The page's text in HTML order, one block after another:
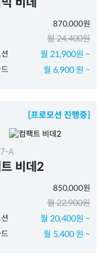
870,000원
월 24,400원
월 21,900원 ~
월 6,900 원 ~
[프로모션 진행중]
A
비데2
850,000원
월 22,900원
월 20,400원 ~
월 5,400 원 ~